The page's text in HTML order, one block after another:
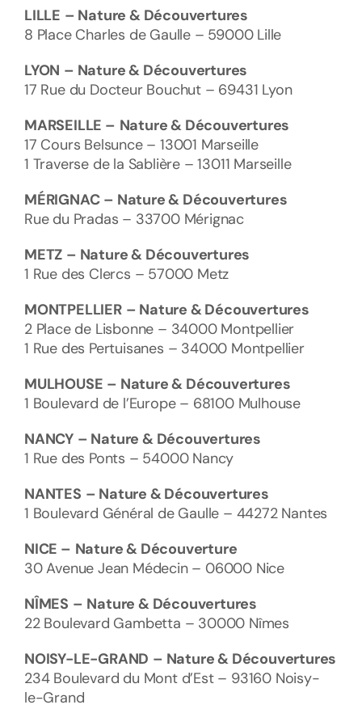
LILLE – Nature & Découvertures
8 Place Charles de Gaulle – 59000 Lille
LYON – Nature & Découvertures
17 Rue du Docteur Bouchut – 69431 Lyon
MARSEILLE – Nature & Découvertures
17 Cours Belsunce – 13001 Marseille
1 Traverse de la Sablière – 13011 Marseille
MÉRIGNAC – Nature & Découvertures
Rue du Pradas – 33700 Mérignac
METZ – Nature & Découvertures
1 Rue des Clercs – 57000 Metz
MONTPELLIER – Nature & Découvertures
2 Place de Lisbonne – 34000 Montpellier
1 Rue des Pertuisanes – 34000 Montpellier
MULHOUSE – Nature & Découvertures
1 Boulevard de l’Europe – 68100 Mulhouse
NANCY – Nature & Découvertures
1 Rue des Ponts – 54000 Nancy
NANTES – Nature & Découvertures
1 Boulevard Général de Gaulle – 44272 Nantes
NICE – Nature & Découverture
30 Avenue Jean Médecin – 06000 Nice
NÎMES – Nature & Découvertures
22 Boulevard Gambetta – 30000 Nîmes
NOISY-LE-GRAND – Nature & Découvertures
234 Boulevard du Mont d’Est – 93160 Noisy-
le-Grand